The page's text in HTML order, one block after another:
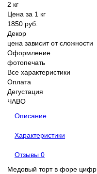
2 кг
Цена за 1 кг
1850 руб.
Декор
цена зависит от сложности
Оформление
фотопечать
Все характеристики
Оплата
Дегустация
ЧАВО
Описание
Характеристики
Отзывы 0
Медовый торт в форе